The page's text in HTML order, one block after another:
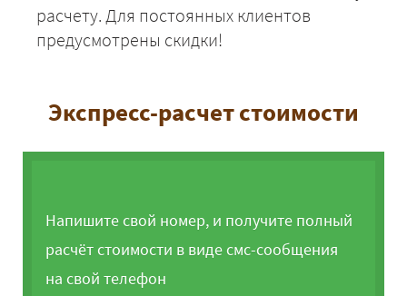
расчету. Для постоянных клиентов
предусмотрены скидки!
Экспресс-расчет стоимости
Напишите свой номер, и получите полный
расчёт стоимости в виде смс-сообщения
на свой телефон